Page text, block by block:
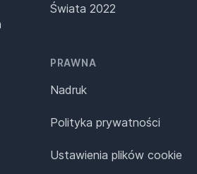
Świata 2022
PRAWNA
Nadruk
Polityka prywatności
Ustawienia plików cookie